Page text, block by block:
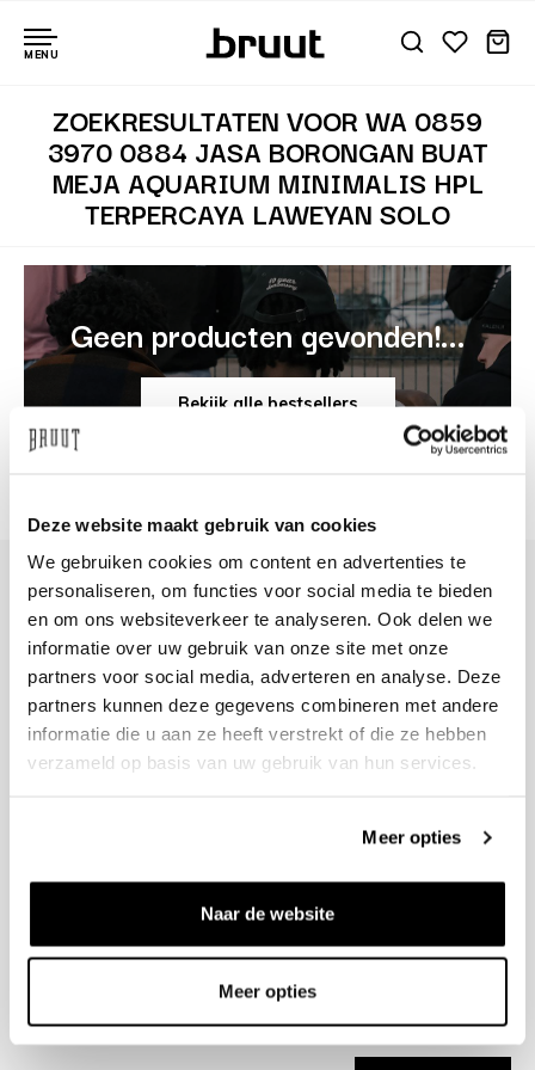
Deze website maakt gebruik van cookies
We gebruiken cookies om content en advertenties te
personaliseren, om functies voor social media te bieden
en om ons websiteverkeer te analyseren. Ook delen we
informatie over uw gebruik van onze site met onze
partners voor social media, adverteren en analyse. Deze
partners kunnen deze gegevens combineren met andere
informatie die u aan ze heeft verstrekt of die ze hebben
verzameld op basis van uw gebruik van hun services.
Meer opties
Naar de website
Meer opties
MENU
ZOEKRESULTATEN VOOR WA 0859
3970 0884 JASA BORONGAN BUAT
MEJA AQUARIUM MINIMALIS HPL
TERPERCAYA LAWEYAN SOLO
Geen producten gevonden!...
Bekijk alle bestsellers
+31 23 205 2006
info@bruut.nl
Contact Formulier
Open tot 21:00
OPENINGSTIJDEN
Helpen
Nieuwsbrief